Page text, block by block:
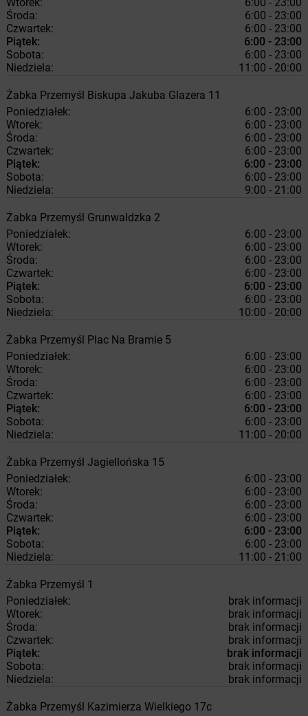
Środa:
6:00 - 23:00
Czwartek:
6:00 - 23:00
Piątek:
6:00 - 23:00
Sobota:
6:00 - 23:00
Niedziela:
11:00 - 20:00
Żabka Przemyśl Biskupa Jakuba Glazera 11
Poniedziałek:
6:00 - 23:00
Wtorek:
6:00 - 23:00
Środa:
6:00 - 23:00
Czwartek:
6:00 - 23:00
Piątek:
6:00 - 23:00
Sobota:
6:00 - 23:00
Niedziela:
9:00 - 21:00
Żabka Przemyśl Grunwaldzka 2
Poniedziałek:
6:00 - 23:00
Wtorek:
6:00 - 23:00
Środa:
6:00 - 23:00
Czwartek:
6:00 - 23:00
Piątek:
6:00 - 23:00
Sobota:
6:00 - 23:00
Niedziela:
10:00 - 20:00
Żabka Przemyśl Plac Na Bramie 5
Poniedziałek:
6:00 - 23:00
Wtorek:
6:00 - 23:00
Środa:
6:00 - 23:00
Czwartek:
6:00 - 23:00
Piątek:
6:00 - 23:00
Sobota:
6:00 - 23:00
Niedziela:
11:00 - 20:00
Żabka Przemyśl Jagiellońska 15
Poniedziałek:
6:00 - 23:00
Wtorek:
6:00 - 23:00
Środa:
6:00 - 23:00
Czwartek:
6:00 - 23:00
Piątek:
6:00 - 23:00
Sobota:
6:00 - 23:00
Niedziela:
11:00 - 21:00
Żabka Przemyśl 1
Poniedziałek:
brak informacji
Wtorek:
brak informacji
Środa:
brak informacji
Czwartek:
brak informacji
Piątek:
brak informacji
Sobota:
brak informacji
Niedziela:
brak informacji
Żabka Przemyśl Kazimierza Wielkiego 17c